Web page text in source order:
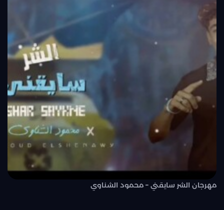
مهرجان الشر سايقني – محمود الشناوي